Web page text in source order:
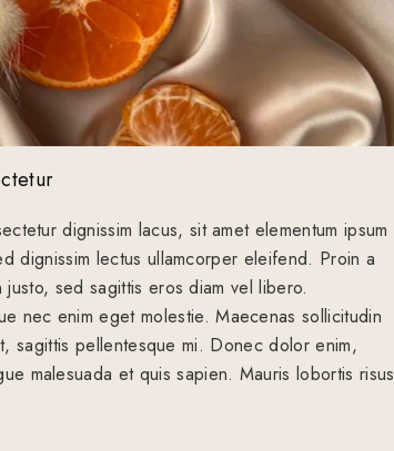
dignissim lacus, sit amet elementum ipsum
dignissim lectus ullamcorper eleifend. Proin a
sed sagittis eros diam vel libero.
nec enim eget molestie. Maecenas sollicitudin
sagittis pellentesque mi. Donec dolor enim,
malesuada et quis sapien. Mauris lobortis risus